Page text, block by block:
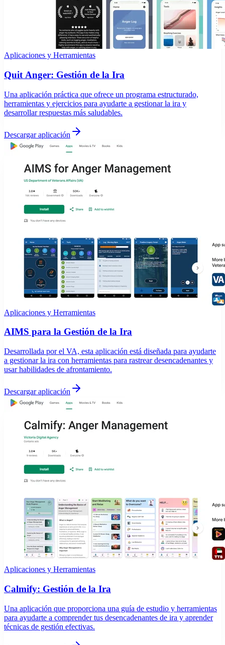
Aplicaciones y Herramientas
Quit Anger: Gestión de la Ira
Una aplicación práctica que ofrece un programa estructurado,
herramientas y ejercicios para ayudarte a gestionar la ira y
desarrollar respuestas más saludables.
Descargar aplicación
Aplicaciones y Herramientas
AIMS para la Gestión de la Ira
Desarrollada por el VA, esta aplicación está diseñada para ayudarte
a gestionar la ira con herramientas para rastrear desencadenantes y
usar habilidades de afrontamiento.
Descargar aplicación
Aplicaciones y Herramientas
Calmify: Gestión de la Ira
Una aplicación que proporciona una guía de estudio y herramientas
para ayudarte a comprender tus desencadenantes de ira y aprender
técnicas de gestión efectivas.